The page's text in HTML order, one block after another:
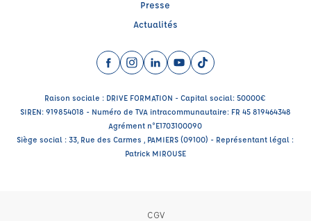
Presse
Actualités
Facebook (nouvelle fenêtre)
Instagram (nouvelle fenêtre)
LinkedIn (nouvelle fenêtre)
YouTube (nouvelle fenêtre)
TikTok (nouvelle
Raison sociale : DRIVE FORMATION - Capital social: 50000€
SIREN: 919854018 - Numéro de TVA intracommunautaire: FR 45 819464348
Agrément n°E1703100090
Siège social : 33, Rue des Carmes , PAMIERS (09100) - Représentant légal :
Patrick MIROUSE
CGV